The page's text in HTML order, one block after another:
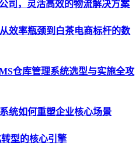
司，灵活高效的物流解决方案
效率瓶颈到白茶电商标杆的数
仓库管理系统选型与实施全攻
统如何重塑企业核心场景
型的核心引擎